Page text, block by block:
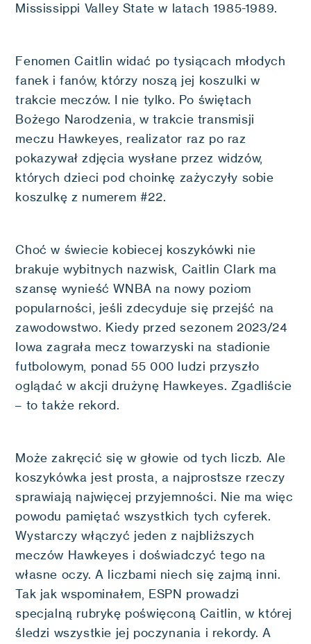
Mississippi Valley State w latach 1985-1989.
Fenomen Caitlin widać po tysiącach młodych
fanek i fanów, którzy noszą jej koszulki w
trakcie meczów. I nie tylko. Po świętach
Bożego Narodzenia, w trakcie transmisji
meczu Hawkeyes, realizator raz po raz
pokazywał zdjęcia wysłane przez widzów,
których dzieci pod choinkę zażyczyły sobie
koszulkę z numerem #22.
Choć w świecie kobiecej koszykówki nie
brakuje wybitnych nazwisk, Caitlin Clark ma
szansę wynieść WNBA na nowy poziom
popularności, jeśli zdecyduje się przejść na
zawodowstwo. Kiedy przed sezonem 2023/24
Iowa zagrała mecz towarzyski na stadionie
futbolowym, ponad 55 000 ludzi przyszło
oglądać w akcji drużynę Hawkeyes. Zgadliście
– to także rekord.
Może zakręcić się w głowie od tych liczb. Ale
koszykówka jest prosta, a najprostsze rzeczy
sprawiają najwięcej przyjemności. Nie ma więc
powodu pamiętać wszystkich tych cyferek.
Wystarczy włączyć jeden z najbliższych
meczów Hawkeyes i doświadczyć tego na
własne oczy. A liczbami niech się zajmą inni.
Tak jak wspominałem, ESPN prowadzi
specjalną rubrykę poświęconą Caitlin, w której
śledzi wszystkie jej poczynania i rekordy. A